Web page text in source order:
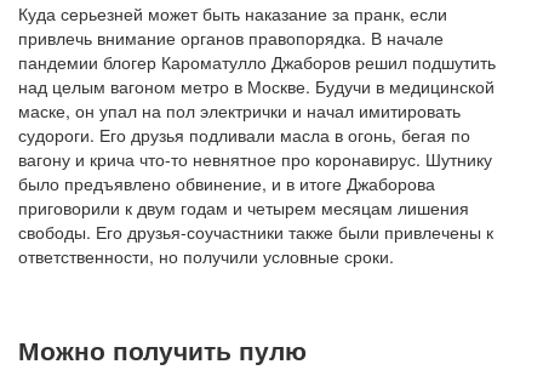
Куда серьезней может быть наказание за пранк, если
привлечь внимание органов правопорядка. В начале
пандемии блогер Кароматулло Джаборов решил подшутить
над целым вагоном метро в Москве. Будучи в медицинской
маске, он упал на пол электрички и начал имитировать
судороги. Его друзья подливали масла в огонь, бегая по
вагону и крича что-то невнятное про коронавирус. Шутнику
было предъявлено обвинение, и в итоге Джаборова
приговорили к двум годам и четырем месяцам лишения
свободы. Его друзья-соучастники также были привлечены к
ответственности, но получили условные сроки.
Можно получить пулю